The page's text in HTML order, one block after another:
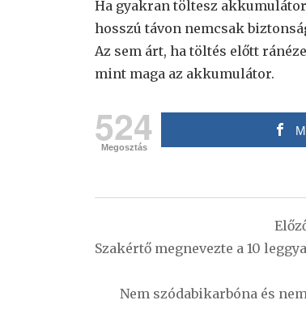
Ha gyakran töltesz
hosszú távon nemcsak
Az sem árt, ha töltés előtt
mint maga az akkumulátor.
524
Megosztás
navigáció
Szakértő megnevezte a 10
Nem szódabikarbóna és